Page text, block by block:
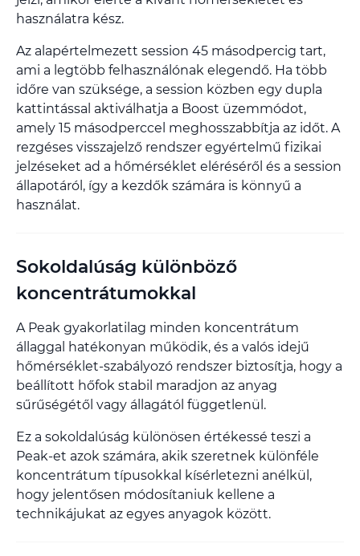
használatra kész.
Az alapértelmezett session 45 másodpercig tart,
ami a legtöbb felhasználónak elegendő. Ha több
időre van szüksége, a session közben egy dupla
kattintással aktiválhatja a Boost üzemmódot,
amely 15 másodperccel meghosszabbítja az időt. A
rezgéses visszajelző rendszer egyértelmű fizikai
jelzéseket ad a hőmérséklet eléréséről és a session
állapotáról, így a kezdők számára is könnyű a
használat.
Sokoldalúság különböző
koncentrátumokkal
A Peak gyakorlatilag minden koncentrátum
állaggal hatékonyan működik, és a valós idejű
hőmérséklet-szabályozó rendszer biztosítja, hogy a
beállított hőfok stabil maradjon az anyag
sűrűségétől vagy állagától függetlenül.
Ez a sokoldalúság különösen értékessé teszi a
Peak-et azok számára, akik szeretnek különféle
koncentrátum típusokkal kísérletezni anélkül,
hogy jelentősen módosítaniuk kellene a
technikájukat az egyes anyagok között.